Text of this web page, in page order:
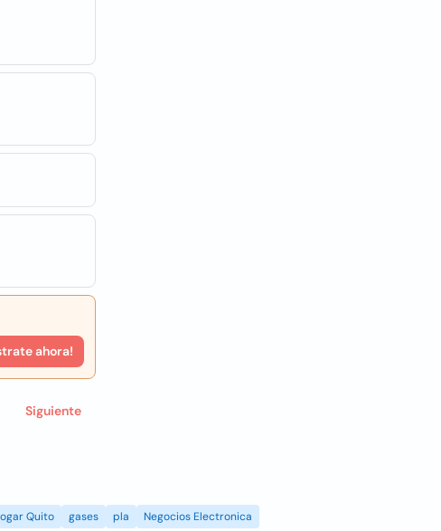
ahora!
Siguiente
Quito gases pla Negocios Electronica